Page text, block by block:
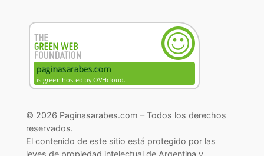
© 2026 Paginasarabes.com – Todos los derechos
reservados.
El contenido de este sitio está protegido por las
leyes de propiedad intelectual de Argentina y